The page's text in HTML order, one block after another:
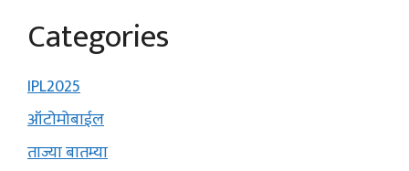
Categories
IPL2025
ऑटोमोबाईल
ताज्या बातम्या